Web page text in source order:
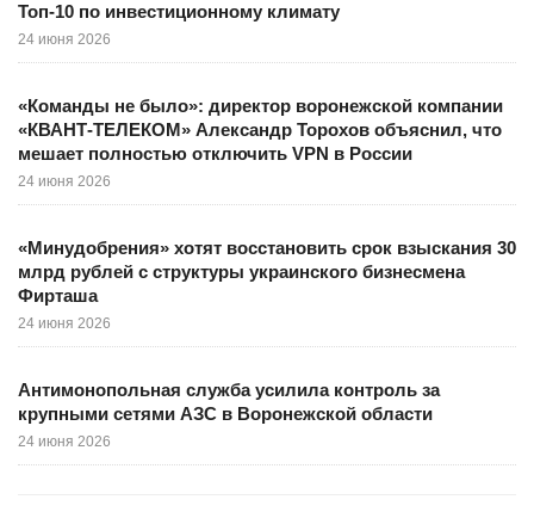
Топ-10 по инвестиционному климату
24 июня 2026
«Команды не было»: директор воронежской компании
«КВАНТ-ТЕЛЕКОМ» Александр Торохов объяснил, что
мешает полностью отключить VPN в России
24 июня 2026
«Минудобрения» хотят восстановить срок взыскания 30
млрд рублей с структуры украинского бизнесмена
Фирташа
24 июня 2026
Антимонопольная служба усилила контроль за
крупными сетями АЗС в Воронежской области
24 июня 2026